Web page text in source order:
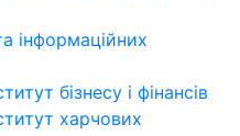
інформаційних
бізнесу і фінансів
харчових